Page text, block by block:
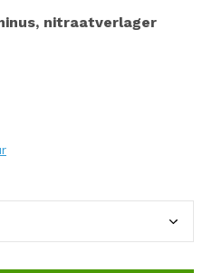
nitraatverlager